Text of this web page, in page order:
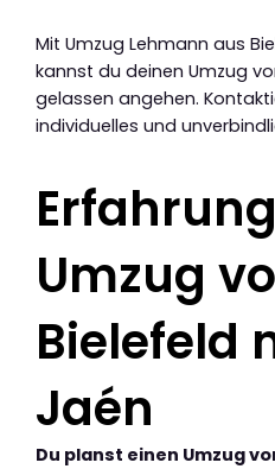
Mit Umzug Lehmann aus
kannst du deinen Umzug
gelassen angehen.
individuelles und
Umzug
Bielefeld
Jaén
Du planst einen Umzug